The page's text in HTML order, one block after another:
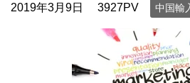
2019年3月9日 3927PV 中国輸